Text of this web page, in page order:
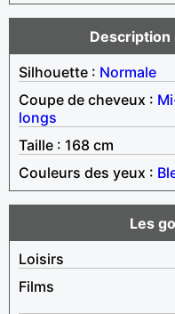
Description
Silhouette : Normale
Coupe de cheveux :
longs
Taille : 168 cm
Couleurs des yeux :
Les
Loisirs
Films